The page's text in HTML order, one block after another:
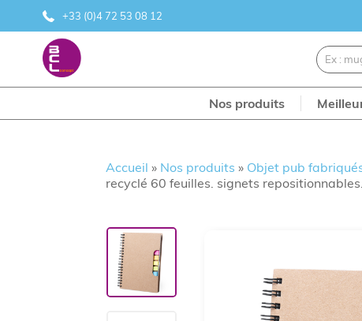
+33 (0)4 72 53 08 12
Nos produits
Accueil » Nos produits » Objet pub
recyclé 60 feuilles. signets repositionnables.